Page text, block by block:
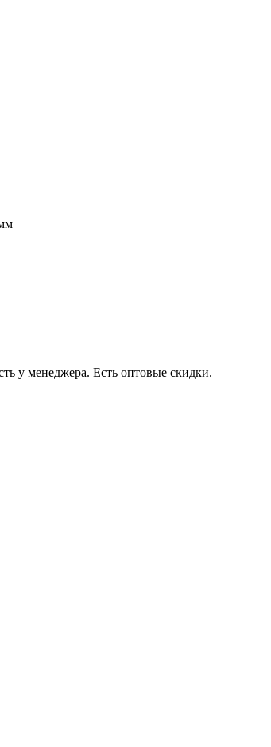
у менеджера. Есть оптовые скидки.